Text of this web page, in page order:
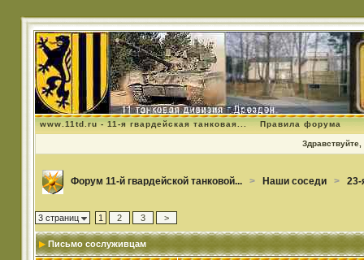
www.11td.ru - 11-я гвардейская танковая... Правила форума
Здравствуйте,
Форум 11-й гвардейской танковой... > Наши соседи > 23-
3 страниц 1 2 3 >
Письмо сослуживцам